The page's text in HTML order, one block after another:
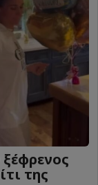
της